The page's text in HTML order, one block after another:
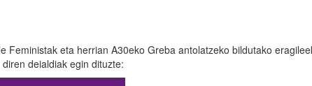
Feministak eta herrian A30eko Greba antolatzeko bildutako
deialdiak egin dituzte: